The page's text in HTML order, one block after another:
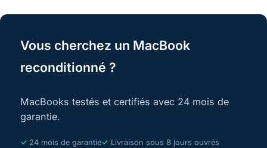
Vous cherchez un MacBook
reconditionné ?
MacBooks testés et certifiés avec 24 mois de
garantie.
24 mois de garantie Livraison sous 8 jours ouvrés